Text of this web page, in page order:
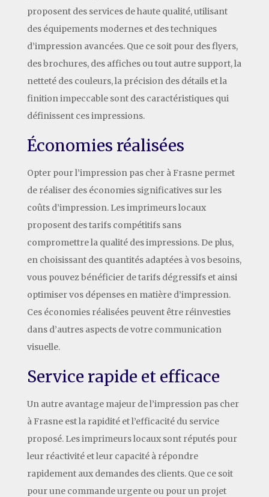
proposent des services de haute qualité, utilisant
des équipements modernes et des techniques
d’impression avancées. Que ce soit pour des flyers,
des brochures, des affiches ou tout autre support, la
netteté des couleurs, la précision des détails et la
finition impeccable sont des caractéristiques qui
définissent ces impressions.
Économies réalisées
Opter pour l’impression pas cher à Frasne permet
de réaliser des économies significatives sur les
coûts d’impression. Les imprimeurs locaux
proposent des tarifs compétitifs sans
compromettre la qualité des impressions. De plus,
en choisissant des quantités adaptées à vos besoins,
vous pouvez bénéficier de tarifs dégressifs et ainsi
optimiser vos dépenses en matière d’impression.
Ces économies réalisées peuvent être réinvesties
dans d’autres aspects de votre communication
visuelle.
Service rapide et efficace
Un autre avantage majeur de l’impression pas cher
à Frasne est la rapidité et l’efficacité du service
proposé. Les imprimeurs locaux sont réputés pour
leur réactivité et leur capacité à répondre
rapidement aux demandes des clients. Que ce soit
pour une commande urgente ou pour un projet